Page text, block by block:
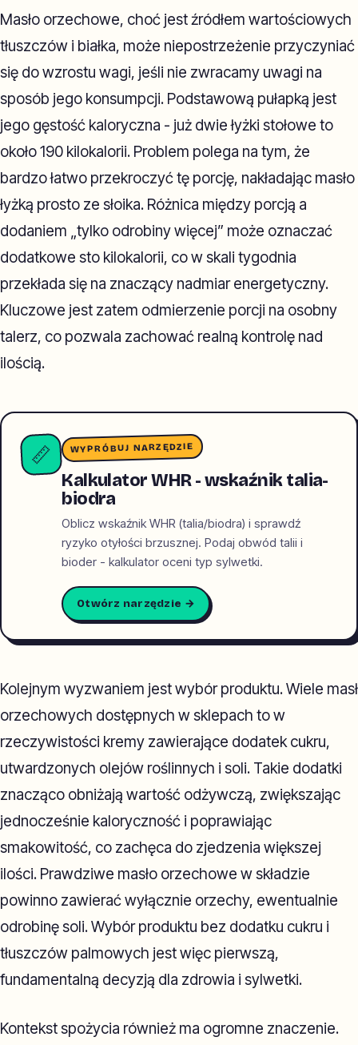
Masło orzechowe, choć jest źródłem wartościowych
tłuszczów i białka, może niepostrzeżenie przyczyniać
się do wzrostu wagi, jeśli nie zwracamy uwagi na
sposób jego konsumpcji. Podstawową pułapką jest
jego gęstość kaloryczna - już dwie łyżki stołowe to
około 190 kilokalorii. Problem polega na tym, że
bardzo łatwo przekroczyć tę porcję, nakładając masło
łyżką prosto ze słoika. Różnica między porcją a
dodaniem „tylko odrobiny więcej” może oznaczać
dodatkowe sto kilokalorii, co w skali tygodnia
przekłada się na znaczący nadmiar energetyczny.
Kluczowe jest zatem odmierzenie porcji na osobny
talerz, co pozwala zachować realną kontrolę nad
ilością.
📏 WYPRÓBUJ NARZĘDZIE
Kalkulator WHR - wskaźnik talia-
biodra
Oblicz wskaźnik WHR (talia/biodra) i sprawdź
ryzyko otyłości brzusznej. Podaj obwód talii i
bioder - kalkulator oceni typ sylwetki.
Otwórz narzędzie →
Kolejnym wyzwaniem jest wybór produktu. Wiele masł
orzechowych dostępnych w sklepach to w
rzeczywistości kremy zawierające dodatek cukru,
utwardzonych olejów roślinnych i soli. Takie dodatki
znacząco obniżają wartość odżywczą, zwiększając
jednocześnie kaloryczność i poprawiając
smakowitość, co zachęca do zjedzenia większej
ilości. Prawdziwe masło orzechowe w składzie
powinno zawierać wyłącznie orzechy, ewentualnie
odrobinę soli. Wybór produktu bez dodatku cukru i
tłuszczów palmowych jest więc pierwszą,
fundamentalną decyzją dla zdrowia i sylwetki.
Kontekst spożycia również ma ogromne znaczenie.